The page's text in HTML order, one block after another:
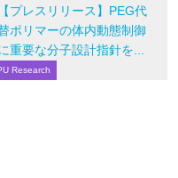
【プレスリリース】PEG代
ポリマーの体内動態制御
重要な分子設計指針を...
Research